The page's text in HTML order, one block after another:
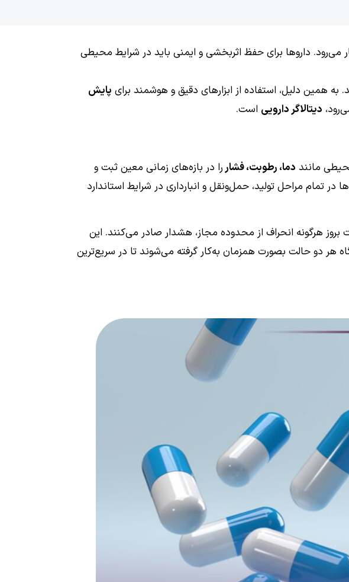
داروها برای حفظ اثربخشی و ایمنی باید در شرایط محیطی
همین دلیل، استفاده از ابزارهای دقیق و هوشمند برای پایش
دیتالاگر دارویی است.
دما، رطوبت، فشاررا در بازه‌های زمانی معین ثبت و
تمام مراحل تولید، حمل‌ونقل و انبارداری در شرایط استاندارد
بروز هرگونه انحراف از محدوده مجاز، هشدار صادر می‌کنند. این
دو حالت بصورت همزمان به‌کار گرفته می‌شوند تا در سریع‌ترین